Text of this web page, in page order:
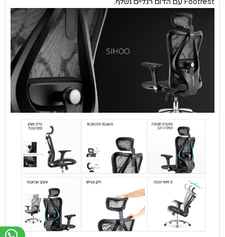
Footrest עם הדום רגליים נשלף.